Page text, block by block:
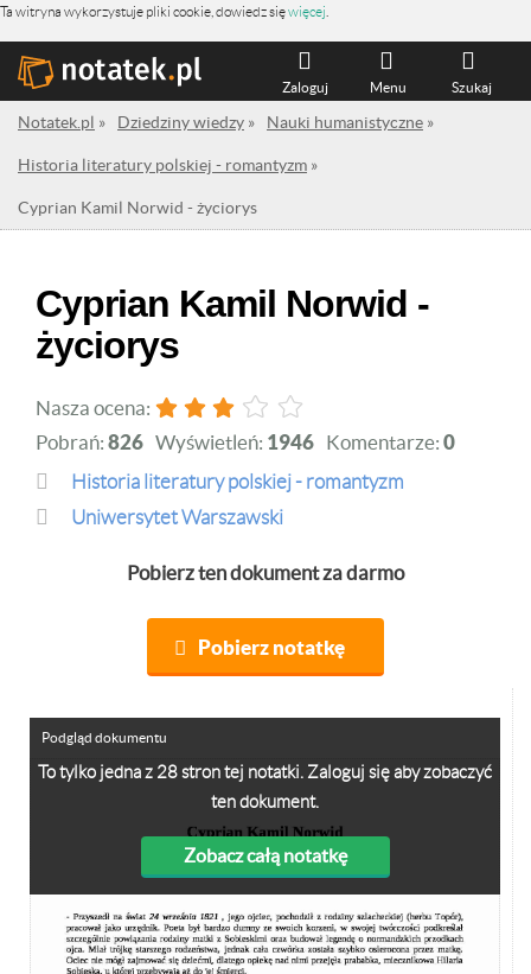
Ta witryna wykorzystuje pliki cookie, dowiedz sięwięcej
Szukaj
Menu
Zaloguj
Notatek.pl » Dziedziny wiedzy » Nauki humanistyczne »
Historia literatury polskiej - romantyzm »
Cyprian Kamil Norwid - życiorys
Cyprian Kamil Norwid -
życiorys
Nasza ocena:
Pobrań: 826 Wyświetleń: 1946 Komentarze: 0
Historia literatury polskiej - romantyzm
Uniwersytet Warszawski
Pobierz ten dokument za darmo
Pobierz notatkę
To tylko jedna z 28 stron tej notatki. Zaloguj się aby zobaczyć
ten dokument.
Zobacz całą notatkę
Podgląd dokumentu